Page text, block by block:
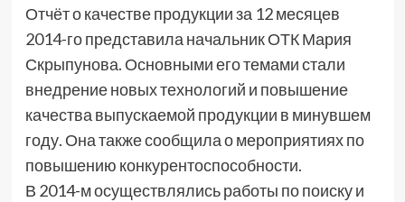
Отчёт о качестве продукции за 12 месяцев
2014-го представила начальник ОТК Мария
Скрыпунова. Основными его темами стали
внедрение новых технологий и повышение
качества выпускаемой продукции в минувшем
году. Она также сообщила о мероприятиях по
повышению конкурентоспособности.
В 2014-м осуществлялись работы по поиску и